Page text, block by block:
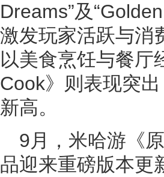
Dreams”及
激发玩家活跃与消
以美食烹饪与餐
Cook》则表现突
新高。
9月，米哈游《
品迎来重磅版本更